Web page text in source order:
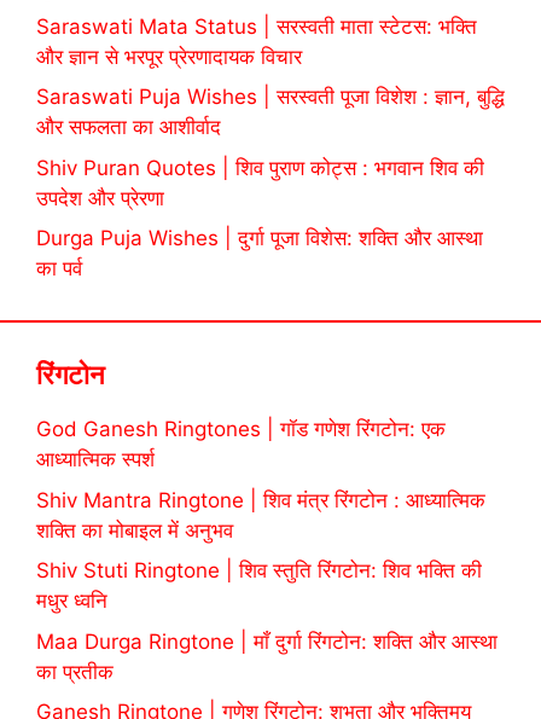
Saraswati Mata Status | सरस्वती माता स्टेटस: भक्ति
और ज्ञान से भरपूर प्रेरणादायक विचार
Saraswati Puja Wishes | सरस्वती पूजा विशेश : ज्ञान, बुद्धि
और सफलता का आशीर्वाद
Shiv Puran Quotes | शिव पुराण कोट्स : भगवान शिव की
उपदेश और प्रेरणा
Durga Puja Wishes | दुर्गा पूजा विशेस: शक्ति और आस्था
का पर्व
रिंगटोन
God Ganesh Ringtones | गॉड गणेश रिंगटोन: एक
आध्यात्मिक स्पर्श
Shiv Mantra Ringtone | शिव मंत्र रिंगटोन : आध्यात्मिक
शक्ति का मोबाइल में अनुभव
Shiv Stuti Ringtone | शिव स्तुति रिंगटोन: शिव भक्ति की
मधुर ध्वनि
Maa Durga Ringtone | माँ दुर्गा रिंगटोन: शक्ति और आस्था
का प्रतीक
Ganesh Ringtone | गणेश रिंगटोन: शुभता और भक्तिमय